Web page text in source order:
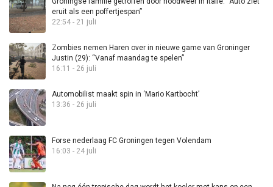
eruit als een poffertjespan”
22:54 - 21 juli
Zombies nemen Haren over in nieuwe game van Groninger
Justin (29): “Vanaf maandag te spelen”
16:11 - 26 juli
Automobilist maakt spin in ‘Mario Kartbocht’
13:36 - 26 juli
Forse nederlaag FC Groningen tegen Volendam
16:03 - 24 juli